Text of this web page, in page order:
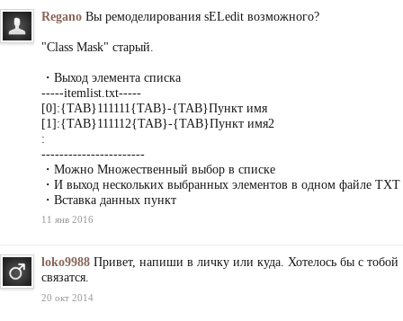
Regano Вы ремоделирования sELedit возможного?
"Class Mask" старый.
・Выход элемента списка
-----itemlist.txt-----
[0]:{TAB}111111{TAB}-{TAB}Пункт имя
[1]:{TAB}111112{TAB}-{TAB}Пункт имя2
:
-----------------------
・Можно Множественный выбор в списке
・И выход нескольких выбранных элементов в одном файле TXT
・Вставка данных пункт
11 янв 2016
loko9988 Привет, напиши в личку или куда. Хотелось бы с тобой
связатся.
20 окт 2014